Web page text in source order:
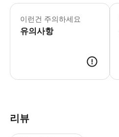
이런건 주의하세요
유의사항
리뷰